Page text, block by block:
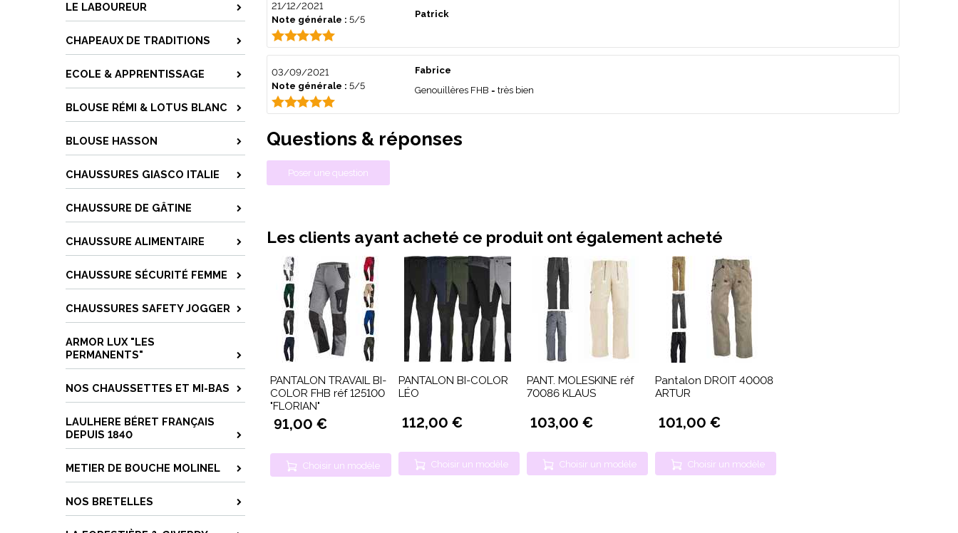
LE LABOUREUR
CHAPEAUX DE TRADITIONS
ECOLE & APPRENTISSAGE
BLOUSE RÉMI & LOTUS BLANC
BLOUSE HASSON
CHAUSSURES GIASCO ITALIE
CHAUSSURE DE GÂTINE
CHAUSSURE ALIMENTAIRE
CHAUSSURE SÉCURITÉ FEMME
CHAUSSURES SAFETY JOGGER
ARMOR LUX "LES
PERMANENTS"
NOS CHAUSSETTES ET MI-BAS
LAULHERE BÉRET FRANÇAIS
DEPUIS 1840
METIER DE BOUCHE MOLINEL
NOS BRETELLES
21/12/2021
Note générale : 5/5
Patrick
03/09/2021
Note générale : 5/5
Fabrice
Genouillères FHB = très bien
Questions & réponses
Poser une question
Les clients ayant acheté ce produit ont également acheté
PANTALON TRAVAIL BI-
COLOR FHB réf 125100
"FLORIAN"
91,00 €
Choisir un modèle
PANTALON BI-COLOR
LÉO
112,00 €
Choisir un modèle
PANT. MOLESKINE réf
70086 KLAUS
103,00 €
Choisir un modèle
Pantalon DROIT 40008
ARTUR
101,00 €
Choisir un modèle